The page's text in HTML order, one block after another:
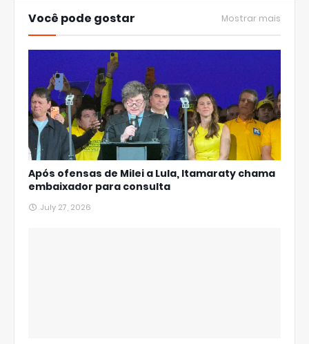
Você pode gostar Mostrar mais
Após ofensas de Milei a Lula, Itamaraty chama
embaixador para consulta
July 27, 2026